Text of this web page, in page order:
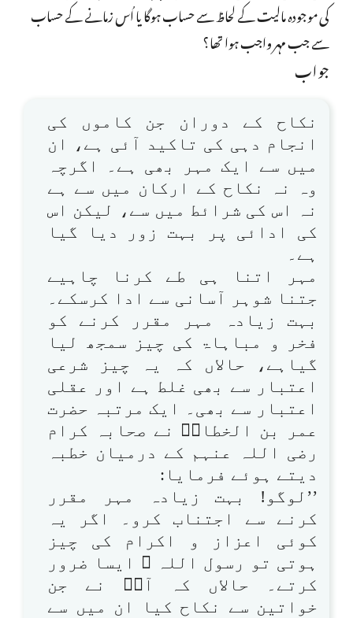
کی موجودہ مالیت کے لحاظ سے حساب ہوگا یا اُس زمانے کے حساب
سے جب مہر واجب ہوا تھا؟
جواب
نکاح کے دوران جن کاموں کی
انجام دہی کی تاکید آئی ہے، ان
میں سے ایک مہر بھی ہے۔ اگرچہ
وہ نہ نکاح کے ارکان میں سے ہے
نہ اس کی شرائط میں سے، لیکن اس
کی ادائی پر بہت زور دیا گیا
ہے۔
مہر اتنا ہی طے کرنا چاہیے
جتنا شوہر آسانی سے ادا کرسکے۔
بہت زیادہ مہر مقرر کرنے کو
فخر و مباہاۃ کی چیز سمجھ لیا
گیاہے، حالاں کہ یہ چیز شرعی
اعتبار سے بھی غلط ہے اور عقلی
اعتبار سے بھی۔ ایک مرتبہ حضرت
عمر بن الخطابؓ نے صحابہ کرام
رضی اللہ عنہم کے درمیان خطبہ
دیتے ہوئے فرمایا:
’’لوگو! بہت زیادہ مہر مقرر
کرنے سے اجتناب کرو۔ اگر یہ
کوئی اعزاز و اکرام کی چیز
ہوتی تو رسول اللہ ﷺ ایسا ضرور
کرتے۔ حالاں کہ آپؐ نے جن
خواتین سے نکاح کیا ان میں سے